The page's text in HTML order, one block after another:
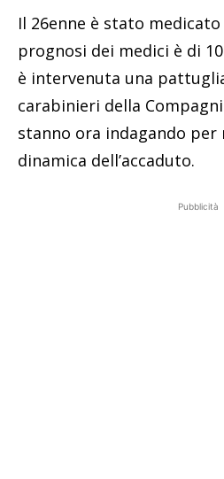
Il 26enne è stato
prognosi dei medici è di
è intervenuta una
carabinieri della
stanno ora indagando
dinamica dell’accaduto.
Pubblicità